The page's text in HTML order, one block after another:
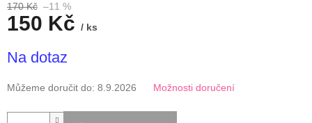
170 Kč –11 %
150 Kč / ks
cena:
Na dotaz
Můžeme doručit do: 8.9.2026 Možnosti doručení